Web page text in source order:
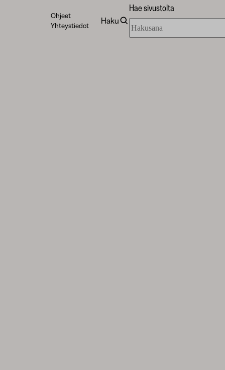
Ohjeet
Yhteystiedot
Haku
Hae sivustolta
sivustolta